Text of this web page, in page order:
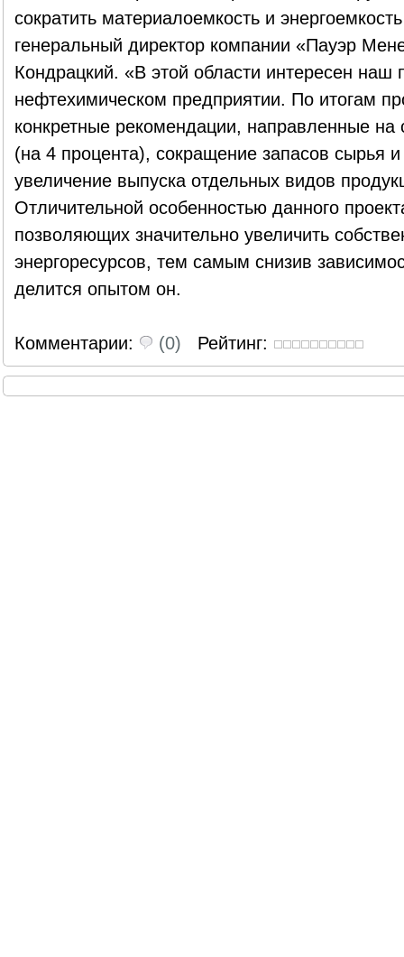
сократить материалоемкость и
генеральный директор компании «Пауэр
Кондрацкий. «В этой области интересен наш
нефтехимическом предприятии. По итогам
конкретные рекомендации, направленные на
(на 4 процента), сокращение запасов сырья
увеличение выпуска отдельных видов
Отличительной особенностью данного
позволяющих значительно увеличить
энергоресурсов, тем самым снизив
делится опытом он.
Комментарии: (0) Рейтинг: